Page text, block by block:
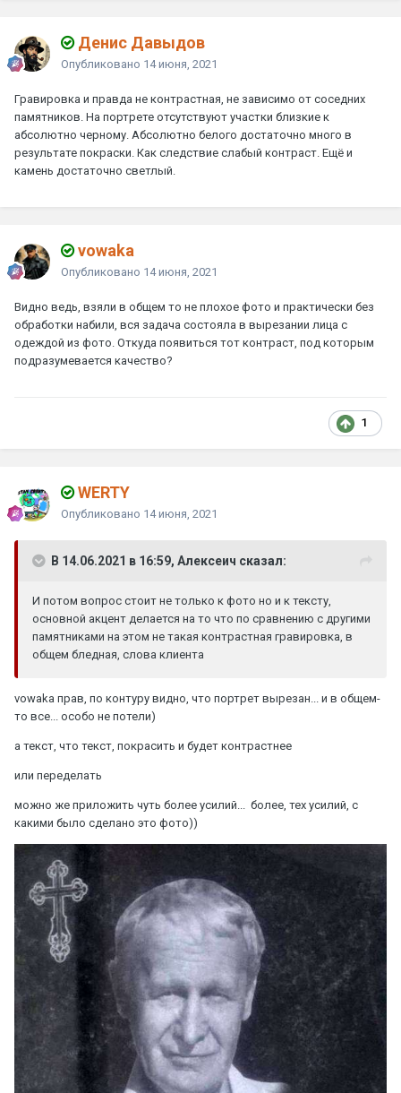
Денис Давыдов
Опубликовано 14 июня, 2021
Гравировка и правда не контрастная, не зависимо от соседних
памятников. На портрете отсутствуют участки близкие к
абсолютно черному. Абсолютно белого достаточно много в
результате покраски. Как следствие слабый контраст. Ещё и
камень достаточно светлый.
vowaka
Опубликовано 14 июня, 2021
Видно ведь, взяли в общем то не плохое фото и практически без
обработки набили, вся задача состояла в вырезании лица с
одеждой из фото. Откуда появиться тот контраст, под которым
подразумевается качество?
1
WERTY
Опубликовано 14 июня, 2021
В 14.06.2021 в 16:59, Алексеич сказал:
И потом вопрос стоит не только к фото но и к тексту,
основной акцент делается на то что по сравнению с другими
памятниками на этом не такая контрастная гравировка, в
общем бледная, слова клиента
vowaka прав, по контуру видно, что портрет вырезан... и в общем-
то все... особо не потели)
а текст, что текст, покрасить и будет контрастнее
или переделать
можно же приложить чуть более усилий... более, тех усилий, с
какими было сделано это фото))